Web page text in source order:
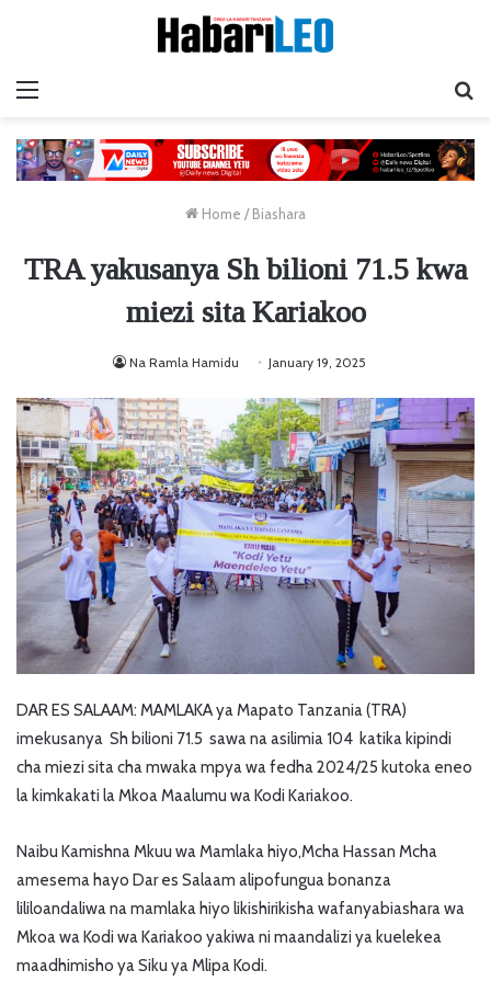
Home / Biashara
TRA yakusanya Sh bilioni 71.5 kwa
miezi sita Kariakoo
Na Ramla Hamidu January 19, 2025
DAR ES SALAAM: MAMLAKA ya Mapato Tanzania (TRA)
imekusanya Sh bilioni 71.5 sawa na asilimia 104 katika kipindi
cha miezi sita cha mwaka mpya wa fedha 2024/25 kutoka eneo
la kimkakati la Mkoa Maalumu wa Kodi Kariakoo.
Naibu Kamishna Mkuu wa Mamlaka hiyo,Mcha Hassan Mcha
amesema hayo Dar es Salaam alipofungua bonanza
lililoandaliwa na mamlaka hiyo likishirikisha wafanyabiashara wa
Mkoa wa Kodi wa Kariakoo yakiwa ni maandalizi ya kuelekea
maadhimisho ya Siku ya Mlipa Kodi.